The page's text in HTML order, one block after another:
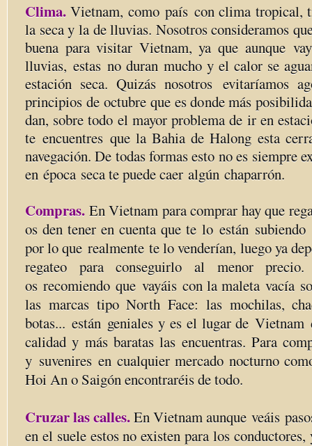
Clima. Vietnam, como país con clima tropical,
la seca y la de lluvias. Nosotros consideramos
buena para visitar Vietnam, ya que aunque
lluvias, estas no duran mucho y el calor se
estación seca. Quizás nosotros evitaríamos
principios de octubre que es donde más
dan, sobre todo el mayor problema de ir en
te encuentres que la Bahia de Halong esta
navegación. De todas formas esto no es siempre
en época seca te puede caer algún chaparrón.
Compras. En Vietnam para comprar hay que
os den tener en cuenta que te lo están
por lo que realmente te lo venderían, luego ya
regateo para conseguirlo al menor
os recomiendo que vayáis con la maleta vacía
las marcas tipo North Face: las mochilas,
botas... están geniales y es el lugar de Vietnam
calidad y más baratas las encuentras. Para
y suvenires en cualquier mercado nocturno
Hoi An o Saigón encontraréis de todo.
Cruzar las calles.En Vietnam aunque veáis
en el suele estos no existen para los conductores,